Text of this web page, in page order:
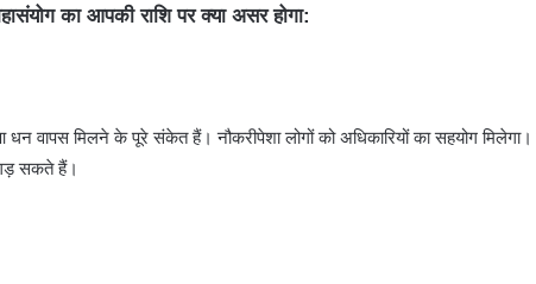
का आपकी राशि पर क्या असर होगा:
मिलने के पूरे संकेत हैं। नौकरीपेशा लोगों को अधिकारियों का सहयोग मिलेगा।
सकते हैं।